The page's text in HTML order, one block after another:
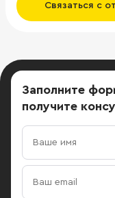
Связаться с
Заполните
получите